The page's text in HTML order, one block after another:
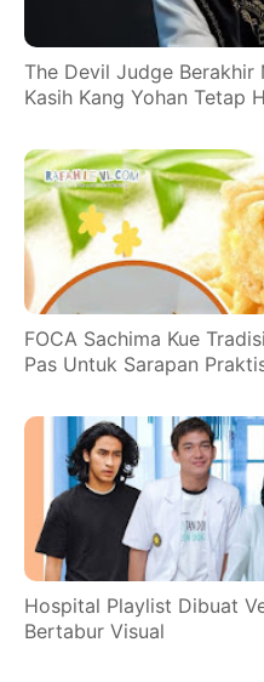
The Devil Judge Berakhir
Kasih Kang Yohan Tetap
FOCA Sachima Kue
Pas Untuk Sarapan
Hospital Playlist Dibuat
Bertabur Visual